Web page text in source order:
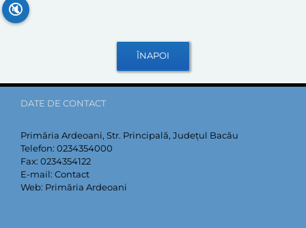
DATE DE CONTACT
Primăria Ardeoani, Str. Principală, Județul Bacău
Telefon: 0234354000
Fax: 0234354122
E-mail: Contact
Web: Primăria Ardeoani
🔇